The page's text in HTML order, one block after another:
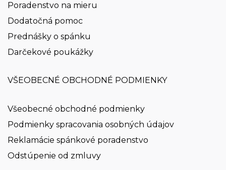
Poradenstvo na mieru
Dodatočná pomoc
Prednášky o spánku
Darčekové poukážky
VŠEOBECNÉ OBCHODNÉ PODMIENKY
Všeobecné obchodné podmienky
Podmienky spracovania osobných údajov
Reklamácie spánkové poradenstvo
Odstúpenie od zmluvy